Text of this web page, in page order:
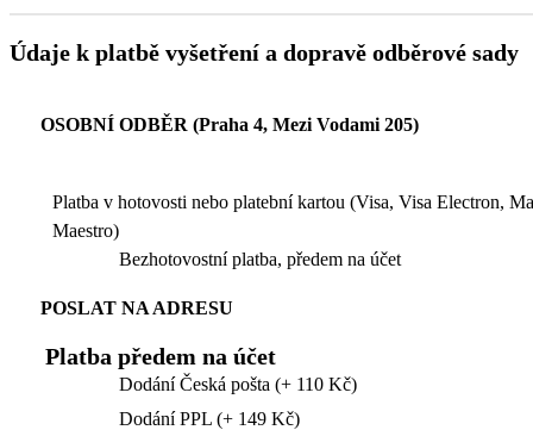
Údaje k platbě vyšetření a dopravě odběrové sady
OSOBNÍ ODBĚR (Praha 4, Mezi Vodami 205)
Platba v hotovosti nebo platební kartou (Visa, Visa Electron,
Maestro)
Bezhotovostní platba, předem na účet
POSLAT NA ADRESU
Platba předem na účet
Dodání Česká pošta (+ 110 Kč)
Dodání PPL (+ 149 Kč)